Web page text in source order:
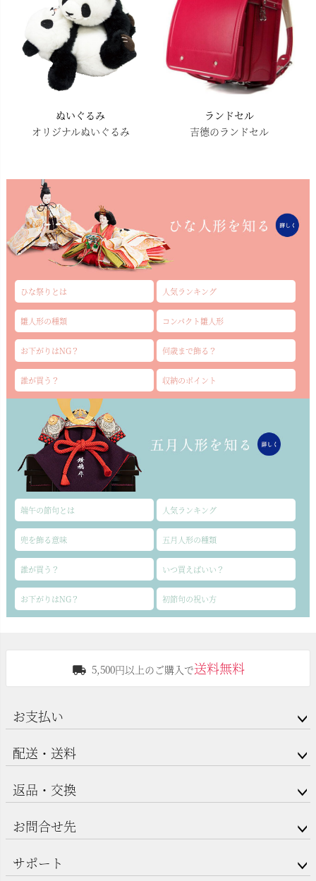
ぬいぐるみ
オリジナルぬいぐるみ
ランドセル
吉德のランドセル
ひな祭りとは 人気ランキング
雛人形の種類 コンパクト雛人形
お下がりはNG？ 何歳まで飾る？
誰が買う？ 収納のポイント
端午の節句とは 人気ランキング
兜を飾る意味 五月人形の種類
誰が買う？ いつ買えばいい？
お下がりはNG？ 初節句の祝い方
5,500円以上のご購入で送料無料
お支払い
配送・送料
返品・交換
お問合せ先
サポート